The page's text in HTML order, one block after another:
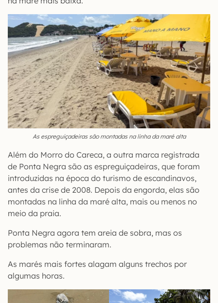
As espreguiçadeiras são montadas na linha da maré alta
Além do Morro do Careca, a outra marca registrada
de Ponta Negra são as espreguiçadeiras, que foram
introduzidas na época do turismo de escandinavos,
antes da crise de 2008. Depois da engorda, elas são
montadas na linha da maré alta, mais ou menos no
meio da praia.
Ponta Negra agora tem areia de sobra, mas os
problemas não terminaram.
As marés mais fortes alagam alguns trechos por
algumas horas.